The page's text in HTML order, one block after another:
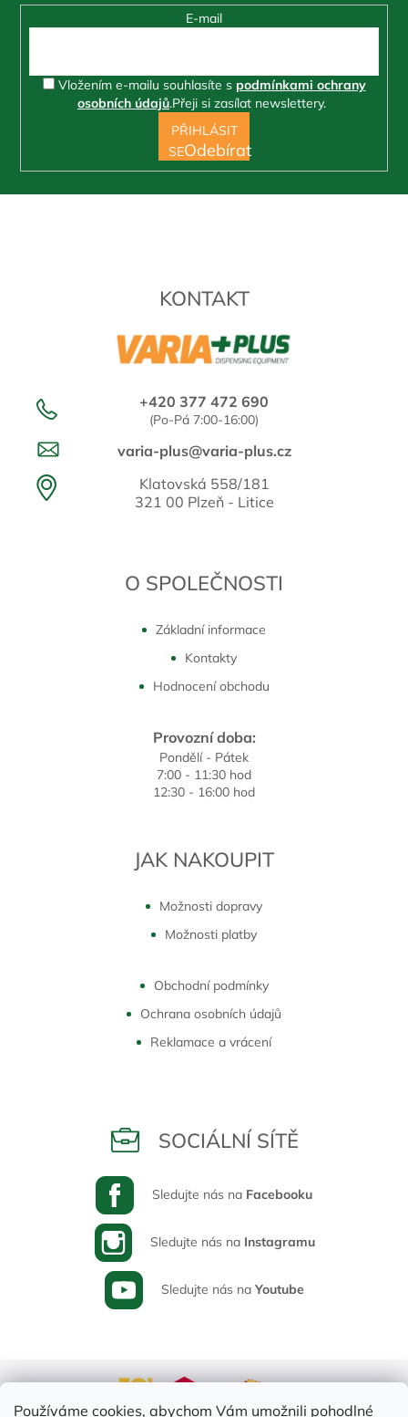
Používáme cookies, abychom Vám umožnili pohodlné
KONTAKT
+420 377 472 690
(Po-Pá 7:00-16:00)
varia-plus@varia-plus.cz
Klatovská 558/181
321 00 Plzeň - Litice
O SPOLEČNOSTI
Základní informace
Kontakty
Hodnocení obchodu
Provozní doba:
Pondělí - Pátek
7:00 - 11:30 hod
12:30 - 16:00 hod
JAK NAKOUPIT
Možnosti dopravy
Možnosti platby
Obchodní podmínky
Ochrana osobních údajů
Reklamace a vrácení
SOCIÁLNÍ SÍTĚ
Sledujte nás na Facebooku
Sledujte nás na Instagramu
Sledujte nás na Youtube
E-mail
Vložením e-mailu souhlasíte s podmínkami ochrany
osobních údajů.Přeji si zasílat newslettery.
PŘIHLÁSIT
SE